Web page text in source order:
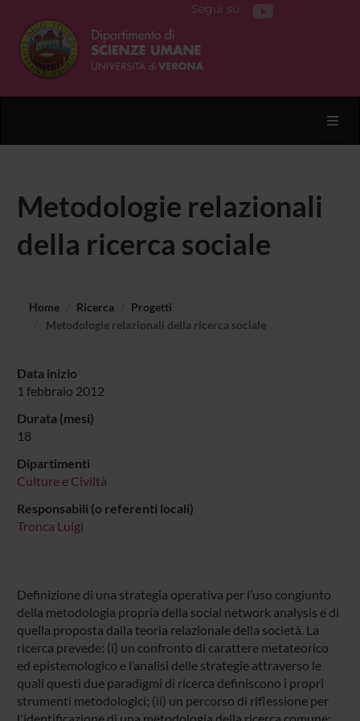
Segui su
Metodologie relazionali
della ricerca sociale
Home Ricerca
Progetti
Metodologie relazionali della ricerca sociale
Data inizio
1 febbraio 2012
Durata (mesi)
18
Dipartimenti
Culture e Civiltà
Responsabili (o referenti locali)
Tronca Luigi
Definizione di una strategia operativa per l’uso congiunto
della metodologia propria della social network analysis e di
quella proposta dalla teoria relazionale della società. La
ricerca prevede: (i) un confronto di carattere metateorico
ed epistemologico e l’analisi delle strategie attraverso le
quali questi due paradigmi di ricerca definiscono i propri
strumenti metodologici; (ii) un percorso di riflessione per